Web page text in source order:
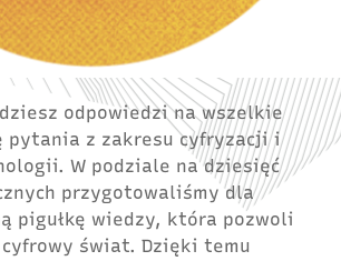
odpowiedzi na wszelkie
pytania z zakresu cyfryzacji i
W podziale na dziesięć
przygotowaliśmy dla
pigułkę wiedzy, która pozwoli
cyfrowy świat. Dzięki temu